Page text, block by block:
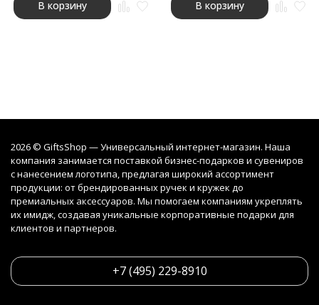
В корзину В корзину
2026 © GiftsShop — Универсальный интернет-магазин. Наша
компания занимается поставкой бизнес-подарков и сувениров
с нанесением логотипа, предлагая широкий ассортимент
продукции: от брендированных ручек и кружек до
премиальных аксессуаров. Мы помогаем компаниям укреплять
их имидж, создавая уникальные корпоративные подарки для
клиентов и партнеров.
+7 (495) 229-8910